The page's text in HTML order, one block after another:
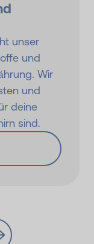
unser
und
Wir
und
deine
sind.